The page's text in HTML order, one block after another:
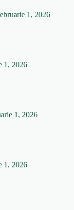
1, 2026
1, 2026
1, 2026
1, 2026